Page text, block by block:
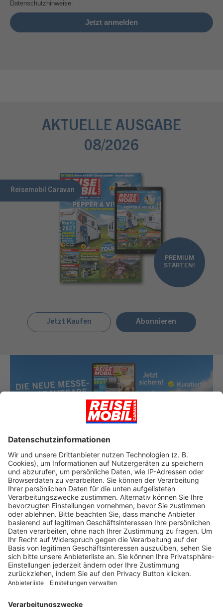
Datenschutzhinweise.
AKTUELLE AUSGABE
08/2026
Reisemobil Caravan
PREMIUM
STARTEN!
Jetzt Kaufen Abonnieren
HERUNTERLADEN!
Reisemobil Caravan 09/26 Messe-
Vorabausgabe
Laden Sie sich hier die aktuelle Ausgabe der Reisemobil
Caravan als PDF-Vorabausgabe herunter. Kuratiert, kompakt
und kostenlos.
Jetzt herunterladen